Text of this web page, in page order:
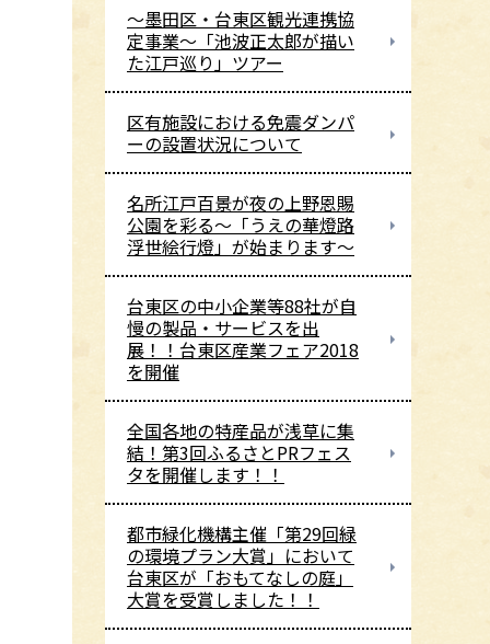
～墨田区・台東区観光連携協
定事業～「池波正太郎が描い
た江戸巡り」ツアー
区有施設における免震ダンパ
ーの設置状況について
名所江戸百景が夜の上野恩賜
公園を彩る～「うえの華燈路
浮世絵行燈」が始まります～
台東区の中小企業等88社が自
慢の製品・サービスを出
展！！台東区産業フェア2018
を開催
全国各地の特産品が浅草に集
結！第3回ふるさとPRフェス
タを開催します！！
都市緑化機構主催「第29回緑
の環境プラン大賞」において
台東区が「おもてなしの庭」
大賞を受賞しました！！